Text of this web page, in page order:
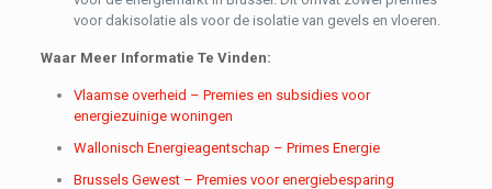
voor dakisolatie als voor de isolatie van gevels en vloeren.
Waar Meer Informatie Te Vinden:
Vlaamse overheid – Premies en subsidies voor
energiezuinige woningen
Wallonisch Energieagentschap – Primes Energie
Brussels Gewest – Premies voor energiebesparing